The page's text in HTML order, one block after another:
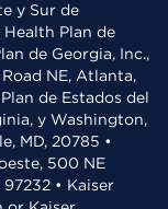
y Sur de
Plan de
de Georgia, Inc.,
NE, Atlanta,
de Estados del
y Washington,
MD, 20785 •
500 NE
• Kaiser